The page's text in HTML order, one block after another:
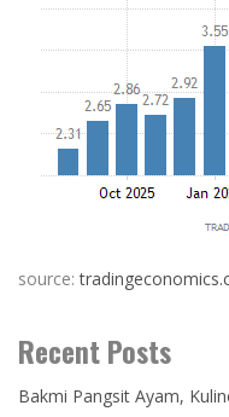
source:
Recent Posts
Bakmi Pangsit Ayam,